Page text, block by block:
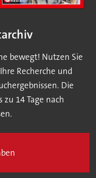
bewegt! Nutzen Sie
Recherche und
Die
zu 14 Tage nach